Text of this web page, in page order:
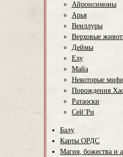
Айронсимоны
Арья
Веиллуры
Верховые
Деймы
Еху
Майа
Некоторые
Порождения
Ратаоски
Сей’Ри
Балу
Карты ОРДС
Магия, божества и